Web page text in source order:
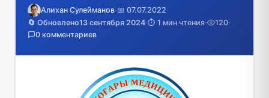
Алихан Сулейманов·📅 07.07.2022
🔄 Обновлено13 сентября 2024·⏱️ 1 мин чтения· 120·
0 комментариев